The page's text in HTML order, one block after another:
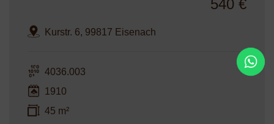
Kurstr. 6, 99817 Eisenach
540 €
4036.003
1910
45 m²